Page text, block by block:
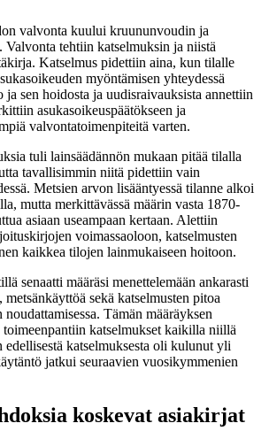
valvonta kuului kruununvoudin ja
tehtiin katselmuksin ja niistä
Katselmus pidettiin aina, kun tilalle
myöntämisen yhteydessä
sen hoidosta ja uudisraivauksista annettiin
asukasoikeuspäätökseen ja
valvontatoimenpiteitä varten.
tuli lainsäädännön mukaan pitää tilalla
tavallisimmin niitä pidettiin vain
Metsien arvon lisääntyessä tilanne alkoi
mutta merkittävässä määrin vasta 1870-
asiaan useampaan kertaan. Alettiin
voimassaoloon, katselmusten
kaikkea tilojen lainmukaiseen hoitoon.
senaatti määräsi menettelemään ankarasti
sekä katselmusten pitoa
Tämän määräyksen
toimeenpantiin katselmukset kaikilla niillä
katselmuksesta oli kulunut yli
jatkui seuraavien vuosikymmenien
koskevat asiakirjat